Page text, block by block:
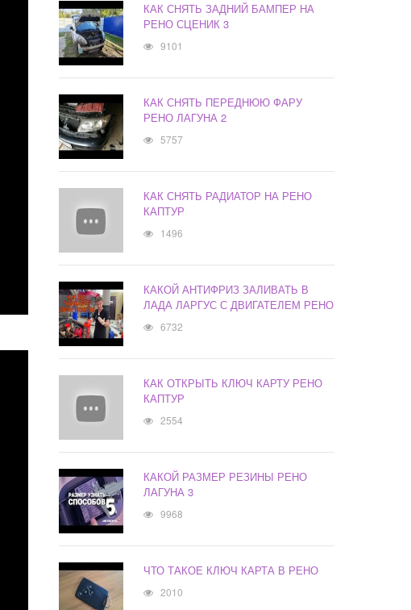
КАК СНЯТЬ ЗАДНИЙ БАМПЕР НА
РЕНО СЦЕНИК 3
9101
КАК СНЯТЬ ПЕРЕДНЮЮ ФАРУ
РЕНО ЛАГУНА 2
5757
КАК СНЯТЬ РАДИАТОР НА РЕНО
КАПТУР
1496
КАКОЙ АНТИФРИЗ ЗАЛИВАТЬ В
ЛАДА ЛАРГУС С ДВИГАТЕЛЕМ РЕНО
6732
КАК ОТКРЫТЬ КЛЮЧ КАРТУ РЕНО
КАПТУР
2554
КАКОЙ РАЗМЕР РЕЗИНЫ РЕНО
ЛАГУНА 3
9968
ЧТО ТАКОЕ КЛЮЧ КАРТА В РЕНО
2010